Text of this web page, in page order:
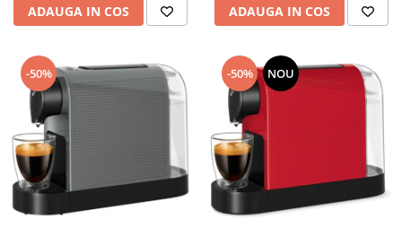
ADAUGA IN COS ADAUGA IN COS
-50% -50% NOU